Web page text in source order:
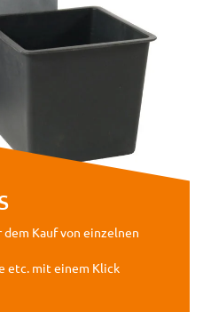
dem Kauf von einzelnen
etc. mit einem Klick